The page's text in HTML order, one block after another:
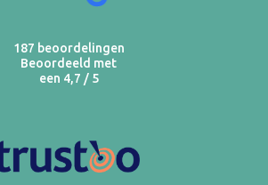
187 beoordelingen
Beoordeeld met
een 4,7 / 5